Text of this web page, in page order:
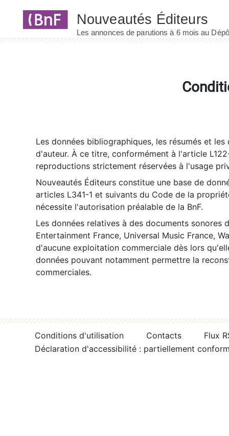
Les données bibliographiques, les résumés et
d'auteur. À ce titre, conformément à l'article
reproductions strictement réservées à l'usage
Nouveautés Éditeurs constitue une base de
articles L341-1 et suivants du Code de la
nécessite l'autorisation préalable de la BnF.
Les données relatives à des documents sonores
Entertainment France, Universal Music France,
d'aucune exploitation commerciale dès lors
données pouvant notamment permettre la
commerciales.
Conditions d'utilisation Contacts
Flux
Déclaration d'accessibilité : partiellement